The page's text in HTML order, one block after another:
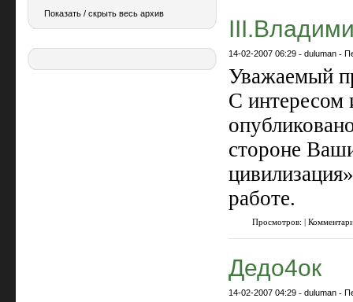
Показать / скрыть весь архив
14-02-2007 06:29 -duluman -
Уважаемый
С интересом
стороне
работе.
Просмотров: |
Дедо4ок
14-02-2007 04:29 -duluman -